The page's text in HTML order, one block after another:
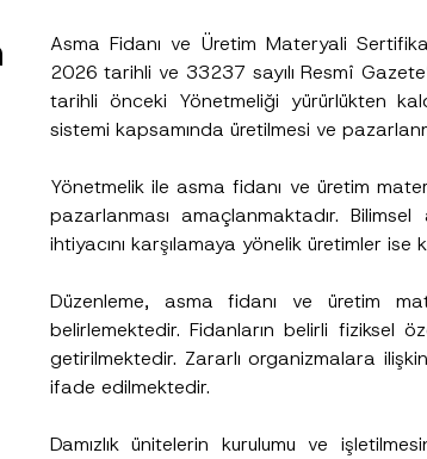
Asma Fidanı ve Üretim Materyali
2026 tarihli ve 33237 sayılı Resmî
tarihli önceki Yönetmeliği yürürlükten
sistemi kapsamında üretilmesi ve
Yönetmelik ile asma fidanı ve üretim
pazarlanması amaçlanmaktadır.
ihtiyacını karşılamaya yönelik üretimler ise
Düzenleme, asma fidanı ve üretim
belirlemektedir. Fidanların belirli fiziksel
getirilmektedir. Zararlı organizmalara
ifade edilmektedir.
Damızlık ünitelerin kurulumu ve